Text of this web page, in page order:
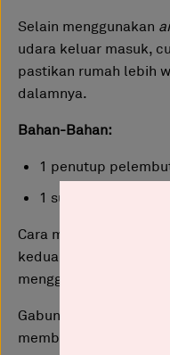
Selain menggunakan
udara keluar masuk,
pastikan rumah lebih
dalamnya.
Bahan-Bahan:
1 penutup
1 sudu teh cuka.
Cara mudah sahaja
kedua-dua bahan di
menggunakan spray
Gabungan kedua-dua
membangkitkan bau